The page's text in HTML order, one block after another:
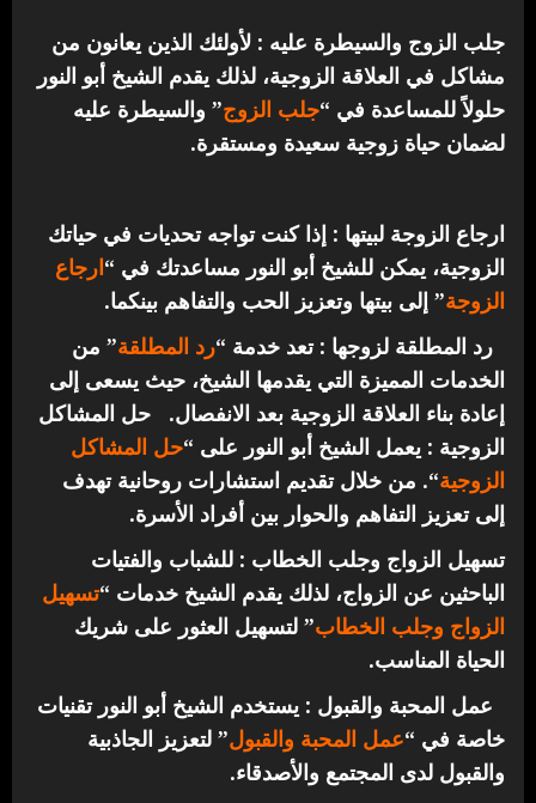
جلب الزوج والسيطرة عليه : لأولئك الذين يعانون من
مشاكل في العلاقة الزوجية، لذلك يقدم الشيخ أبو النور
حلولاً للمساعدة في “جلب الزوج” والسيطرة عليه
لضمان حياة زوجية سعيدة ومستقرة.
ارجاع الزوجة لبيتها : إذا كنت تواجه تحديات في حياتك
الزوجية، يمكن للشيخ أبو النور مساعدتك في “ارجاع
الزوجة” إلى بيتها وتعزيز الحب والتفاهم بينكما.
رد المطلقة لزوجها : تعد خدمة “رد المطلقة” من
الخدمات المميزة التي يقدمها الشيخ، حيث يسعى إلى
إعادة بناء العلاقة الزوجية بعد الانفصال.
حل المشاكل
الزوجية : يعمل الشيخ أبو النور على “حل المشاكل
الزوجية“. من خلال تقديم استشارات روحانية تهدف
إلى تعزيز التفاهم والحوار بين أفراد الأسرة.
تسهيل الزواج وجلب الخطاب : للشباب والفتيات
الباحثين عن الزواج، لذلك يقدم الشيخ خدمات “تسهيل
الزواج وجلب الخطاب” لتسهيل العثور على شريك
الحياة المناسب.
عمل المحبة والقبول : يستخدم الشيخ أبو النور تقنيات
خاصة في “عمل المحبة والقبول” لتعزيز الجاذبية
والقبول لدى المجتمع والأصدقاء.